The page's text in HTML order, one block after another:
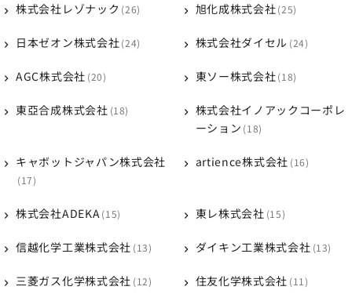
株式会社レゾナック 26 旭化成株式会社 25
日本ゼオン株式会社 24 株式会社ダイセル 24
AGC株式会社 20 東ソー株式会社 18
東亞合成株式会社 18
株式会社イノアックコーポレ
ーション 18
キャボットジャパン株式会社
17
artience株式会社 16
株式会社ADEKA 15 東レ株式会社 15
信越化学工業株式会社 13 ダイキン工業株式会社 13
三菱ガス化学株式会社 12 住友化学株式会社 11